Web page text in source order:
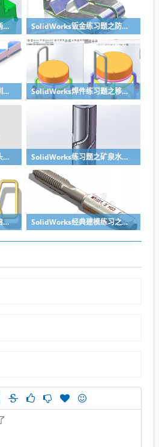
SolidWorks曲面练习题之两步踢凳建模，看似曲面实则特征 SolidWorks钣金练习题之防松档卡建模，钣金命令综合练习
SolidWorks方管折弯拓展训练，你会了吗？ SolidWorks焊件练习题之移动小矮凳，思路对了就不难
SolidWorks经典建模之钻头刀具的绘制，螺纹收尾是关键技巧 SolidWorks练习题之矿泉水瓶的绘制，难度不大主要是顶部螺纹的处理
SolidWorks练习题之螺旋启瓶器，螺旋头是关键 SolidWorks经典建模练习之丝锥攻丝钻头的绘制，常规命令练习